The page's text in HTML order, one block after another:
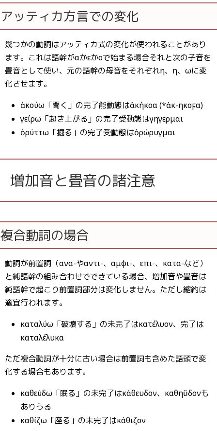
アッティカ方言での変化
幾つかの動詞はアッティカ式の変化が使われることがあり
ます。これは語幹がαかεかοで始まる場合それと次の子音を
畳音として使い、元の語幹の母音をそれぞれη、η、ωに変
化させます。
ἀκούω「聞く」の完了能動態はἀκήκοα (*ἀκ-ηκοϝα)
ἐγείρω「起き上がる」の完了受動態はἐγηγερμαι
ὀρύττω「掘る」の完了受動態はὀρώρυγμαι
増加音と畳音の諸注意
複合動詞の場合
動詞が前置詞（ανα-やαντι-、αμφι-、επι-、κατα-など）
と純語幹の組み合わせでできている場合、増加音や畳音は
純語幹で起こり前置詞部分は変化しません。ただし縮約は
適宜行われます。
καταλύω「破壊する」の未完了はκατέλυον、完了は
καταλέλυκα
ただ複合動詞が十分に古い場合は前置詞も含めた語頭で変
化する場合もあります。
καθεύδω「眠る」の未完了はἐκάθευδον、καθηῦδονも
ありうる
καθίζω「座る」の未完了はἐκάθιζον